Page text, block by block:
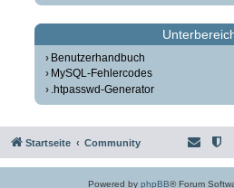
Benutzerhandbuch
MySQL-Fehlercodes
.htpasswd-Generator
Startseite Community
Powered by phpBB® Forum